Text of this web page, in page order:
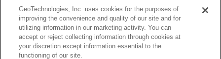
法人向け地図・位置情報サービス WEBサイト・システム向け地
図API Windows PC向け地図開発キット MapFan DB 住所確認
サービス
MAP WORLD+ トリマ広告 Geo-Research
GeoTechnologies, Inc. uses cookies for the purposes of
improving the convenience and quality of our site and for
utilizing information in our marketing activity. You can
accept or reject collecting information through cookies at
your discretion except information essential to the
functioning of our site.